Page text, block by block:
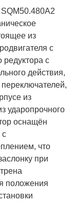
SQM50.480A2
из
с
редуктора с
действия,
из
ударопрочного
оснащён
с
что
при
положения